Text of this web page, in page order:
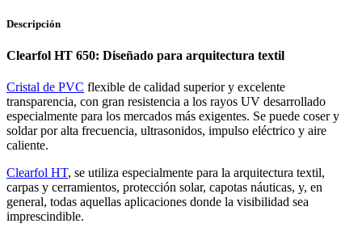
Descripción
Clearfol HT 650: Diseñado para arquitectura textil
Cristal de PVC flexible de calidad superior y excelente
transparencia, con gran resistencia a los rayos UV desarrollado
especialmente para los mercados más exigentes. Se puede coser y
soldar por alta frecuencia, ultrasonidos, impulso eléctrico y aire
caliente.
Clearfol HT, se utiliza especialmente para la arquitectura textil,
carpas y cerramientos, protección solar, capotas náuticas, y, en
general, todas aquellas aplicaciones donde la visibilidad sea
imprescindible.